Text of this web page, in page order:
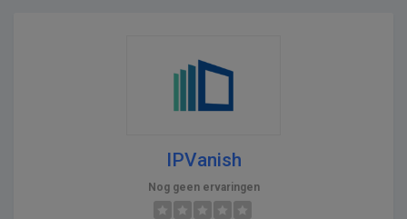
IPVanish
Nog geen ervaringen